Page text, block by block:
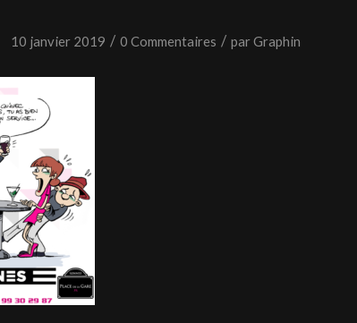
10 janvier 2019 / 0 Commentaires / parGraphin